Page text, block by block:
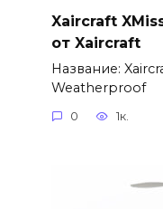
Xaircraft
от Xaircraft
Название:
Weatherproof
0 1к.